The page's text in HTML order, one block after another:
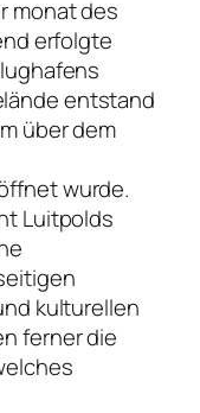
monat des
erfolgte
entstand
über dem
wurde.
Luitpolds
kulturellen
ferner die